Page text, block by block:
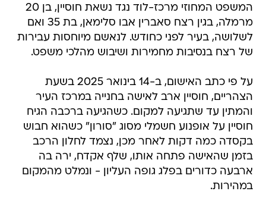
המשפט המחוזי מרכז-לוד נגד נשאת חוסיין, בן 20
מרמלה, בגין רצח סאברין אבו סלימאן, בת 35 ואם
לשלושה, בעיר לפני כחודש. לנאשם מיוחסות עבירות
של רצח בנסיבות מחמירות ושיבוש מהלכי משפט.
על פי כתב האישום, ב-14 בינואר 2025 בשעת
הצהריים, חוסיין ארב לאישה בחנייה במרכז העיר
והמתין עד שתגיעה למקום. כשהגיעה ברכבה הגיח
חוסיין על אופנוע חשמלי מסוג "סורון" כשהוא חבוש
בקסדה כמה דקות לאחר מכן, נצמד לחלון הרכב
בזמן שהאישה פתחה אותו, שלף אקדח, ירה בה
ארבעה כדורים בפלג גופה העליון - ונמלט מהמקום
במהירות.